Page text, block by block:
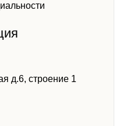
д.6, строение 1